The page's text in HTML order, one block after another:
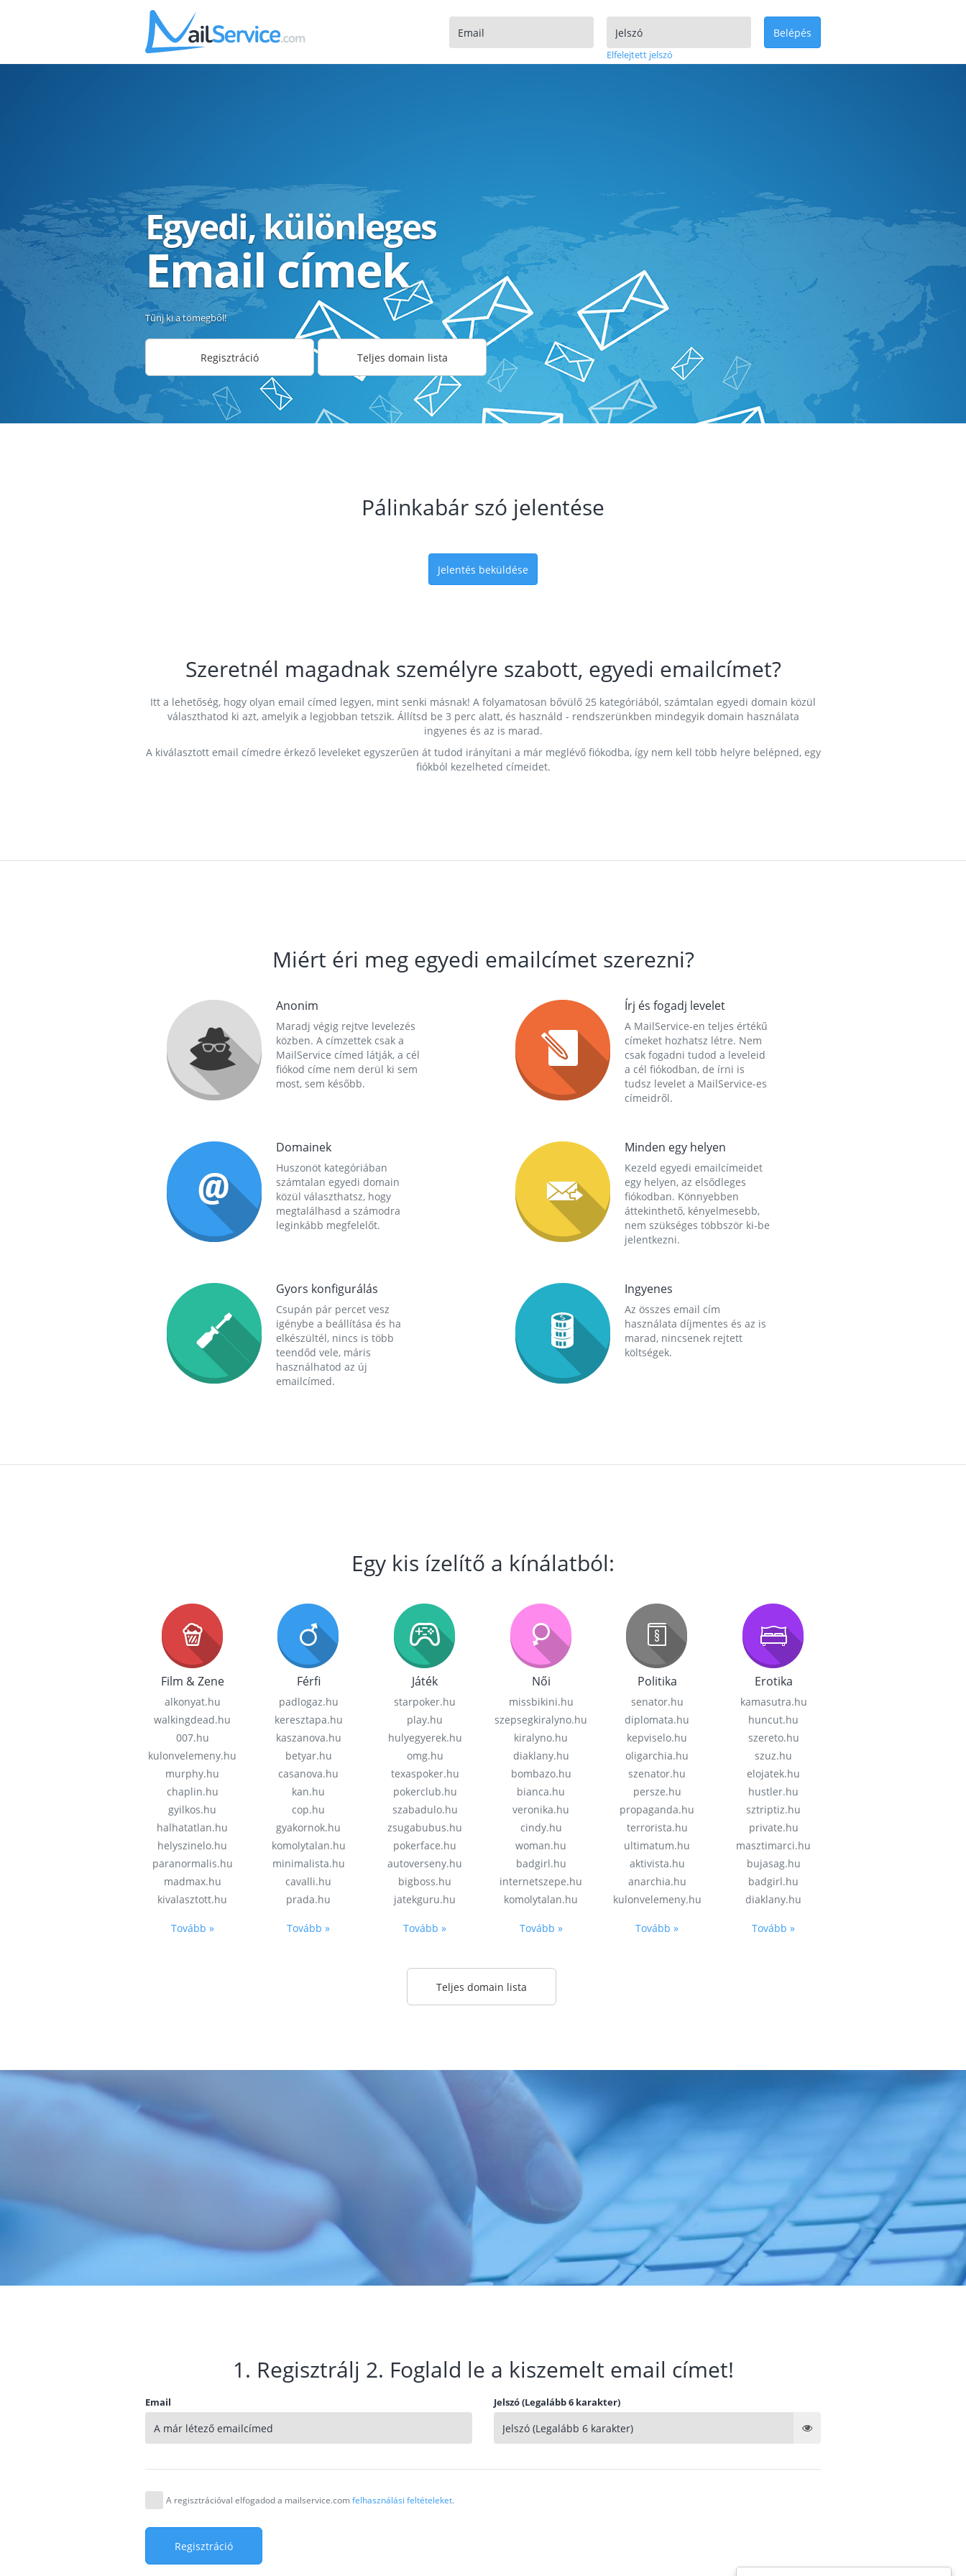
Elfelejtett jelszó
Belépés
Egyedi, különleges
Email címek
Tűnj ki a tömegből!
Regisztráció Teljes domain lista
Pálinkabár szó jelentése
Jelentés beküldése
Szeretnél magadnak személyre szabott, egyedi emailcímet?
Itt a lehetőség, hogy olyan email címed legyen, mint senki másnak! A folyamatosan bővülő 25 kategóriából, számtalan egyedi domain közül
választhatod ki azt, amelyik a legjobban tetszik. Állítsd be 3 perc alatt, és használd - rendszerünkben mindegyik domain használata
ingyenes és az is marad.
A kiválasztott email címedre érkező leveleket egyszerűen át tudod irányítani a már meglévő fiókodba, így nem kell több helyre belépned, egy
fiókból kezelheted címeidet.
Miért éri meg egyedi emailcímet szerezni?
Anonim
Maradj végig rejtve levelezés
közben. A címzettek csak a
MailService címed látják, a cél
fiókod címe nem derül ki sem
most, sem később.
Írj és fogadj levelet
A MailService-en teljes értékű
címeket hozhatsz létre. Nem
csak fogadni tudod a leveleid
a cél fiókodban, de írni is
tudsz levelet a MailService-es
címeidről.
Domainek
Huszonöt kategóriában
számtalan egyedi domain
közül választhatsz, hogy
megtalálhasd a számodra
leginkább megfelelőt.
Minden egy helyen
Kezeld egyedi emailcímeidet
egy helyen, az elsődleges
fiókodban. Könnyebben
áttekinthető, kényelmesebb,
nem szükséges többször ki-be
jelentkezni.
Gyors konfigurálás
Csupán pár percet vesz
igénybe a beállítása és ha
elkészültél, nincs is több
teendőd vele, máris
használhatod az új
emailcímed.
Ingyenes
Az összes email cím
használata díjmentes és az is
marad, nincsenek rejtett
költségek.
Egy kis ízelítő a kínálatból:
Film & Zene
alkonyat.hu
walkingdead.hu
007.hu
kulonvelemeny.hu
murphy.hu
chaplin.hu
gyilkos.hu
halhatatlan.hu
helyszinelo.hu
paranormalis.hu
madmax.hu
kivalasztott.hu
Tovább »
Férfi
padlogaz.hu
keresztapa.hu
kaszanova.hu
betyar.hu
casanova.hu
kan.hu
cop.hu
gyakornok.hu
komolytalan.hu
minimalista.hu
cavalli.hu
prada.hu
Tovább »
Játék
starpoker.hu
play.hu
hulyegyerek.hu
omg.hu
texaspoker.hu
pokerclub.hu
szabadulo.hu
zsugabubus.hu
pokerface.hu
autoverseny.hu
bigboss.hu
jatekguru.hu
Tovább »
Női
missbikini.hu
szepsegkiralyno.hu
kiralyno.hu
diaklany.hu
bombazo.hu
bianca.hu
veronika.hu
cindy.hu
woman.hu
badgirl.hu
internetszepe.hu
komolytalan.hu
Tovább »
Politika
senator.hu
diplomata.hu
kepviselo.hu
oligarchia.hu
szenator.hu
persze.hu
propaganda.hu
terrorista.hu
ultimatum.hu
aktivista.hu
anarchia.hu
kulonvelemeny.hu
Tovább »
Erotika
kamasutra.hu
huncut.hu
szereto.hu
szuz.hu
elojatek.hu
hustler.hu
sztriptiz.hu
private.hu
masztimarci.hu
bujasag.hu
badgirl.hu
diaklany.hu
Tovább »
Teljes domain lista
1. Regisztrálj 2. Foglald le a kiszemelt email címet!
Email Jelszó (Legalább 6 karakter)
A regisztrációval elfogadod a mailservice.comfelhasználási feltételeket.
Regisztráció